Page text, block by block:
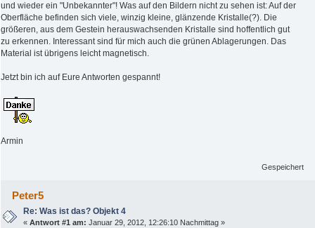
und wieder ein "Unbekannter"! Was auf den Bildern nicht zu sehen ist: Auf der
Oberfläche befinden sich viele, winzig kleine, glänzende Kristalle(?). Die
größeren, aus dem Gestein herauswachsenden Kristalle sind hoffentlich gut
zu erkennen. Interessant sind für mich auch die grünen Ablagerungen. Das
Material ist übrigens leicht magnetisch.
Jetzt bin ich auf Eure Antworten gespannt!
Armin
Gespeichert
Peter5
Re: Was ist das? Objekt 4
«Antwort #1 am: Januar 29, 2012, 12:26:10 Nachmittag »